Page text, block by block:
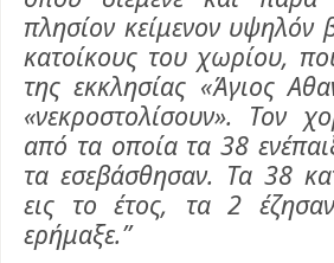
πλησίον κείμενον υψηλόν
κατοίκους του χωρίου,
της εκκλησίας «Άγιος
«νεκροστολίσουν». Τον
από τα οποία τα 38
τα εσεβάσθησαν. Τα 38
εις το έτος, τα 2
ερήμαξε.”